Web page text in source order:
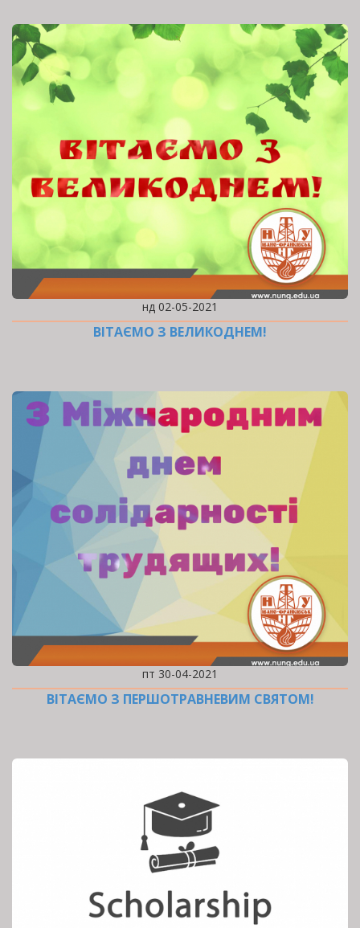
нд 02-05-2021
ВІТАЄМО З ВЕЛИКОДНЕМ!
пт 30-04-2021
ВІТАЄМО З ПЕРШОТРАВНЕВИМ СВЯТОМ!